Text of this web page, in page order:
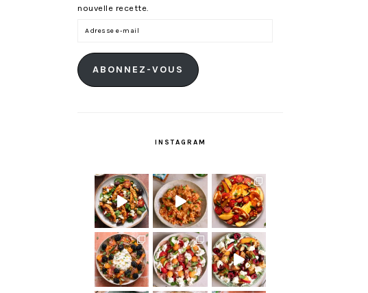
nouvelle recette.
Adresse
mail
ABONNEZ-VOUS
INSTAGRAM